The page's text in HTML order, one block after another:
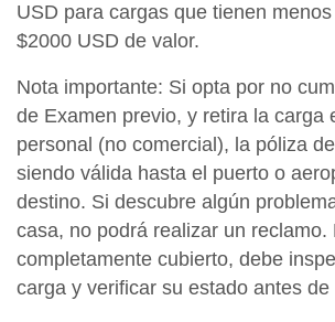
USD para cargas que tienen
$2000 USD de valor.
Nota importante: Si opta por no
de Examen previo, y retira la carga
personal (no comercial), la póliza
siendo válida hasta el puerto o
destino. Si descubre algún
casa, no podrá realizar un reclamo.
completamente cubierto, debe
carga y verificar su estado antes